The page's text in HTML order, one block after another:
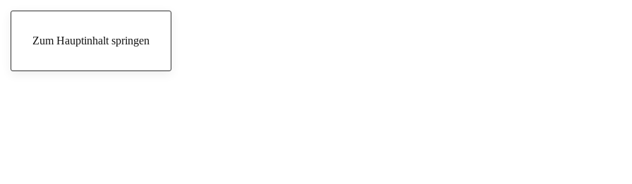
Zum Hauptinhalt springen